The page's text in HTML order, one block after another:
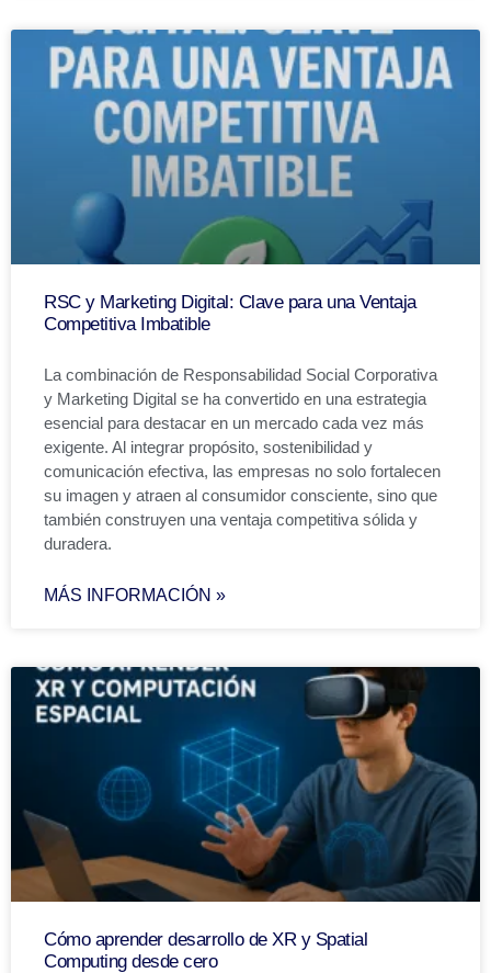
RSC y Marketing Digital: Clave para una Ventaja
Competitiva Imbatible
La combinación de Responsabilidad Social Corporativa
y Marketing Digital se ha convertido en una estrategia
esencial para destacar en un mercado cada vez más
exigente. Al integrar propósito, sostenibilidad y
comunicación efectiva, las empresas no solo fortalecen
su imagen y atraen al consumidor consciente, sino que
también construyen una ventaja competitiva sólida y
duradera.
MÁS INFORMACIÓN »
Cómo aprender desarrollo de XR y Spatial
Computing desde cero